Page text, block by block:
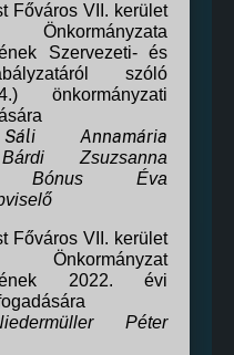
Főváros VII. kerület
Önkormányzata
Szervezeti- és
szóló
önkormányzati
Annamária
Zsuzsanna
Bónus Éva
Főváros VII. kerület
Önkormányzat
2022. évi
Péter